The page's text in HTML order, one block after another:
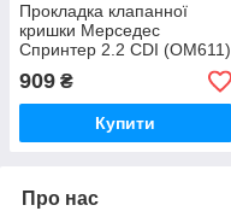
Прокладка клапанної
кришки Мерседес
Спринтер 2.2 CDI (OM611)
2000-2006 ELRING
(Німеччина)133670
909 ₴
Купити
Про нас